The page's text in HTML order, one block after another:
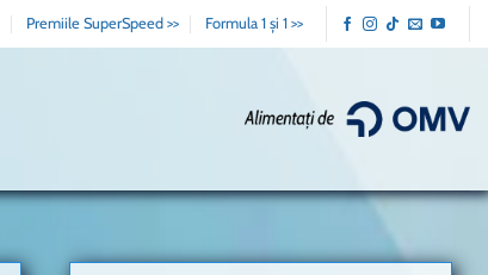
Premiile SuperSpeed >> Formula 1 și 1 >>